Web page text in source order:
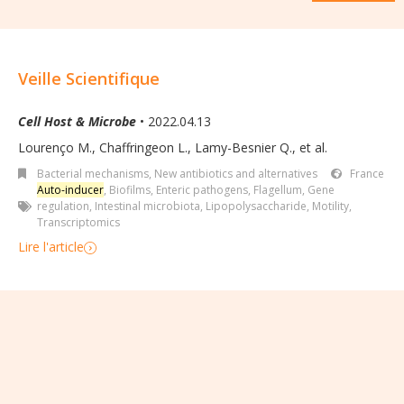
Veille Scientifique
Cell Host & Microbe • 2022.04.13
Lourenço M., Chaffringeon L., Lamy-Besnier Q., et al.
Bacterial mechanisms, New antibiotics and alternatives
France
Auto-inducer, Biofilms, Enteric pathogens, Flagellum, Gene
regulation, Intestinal microbiota, Lipopolysaccharide, Motility,
Transcriptomics
Lire l'article